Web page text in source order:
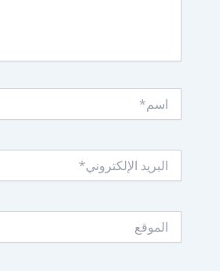
الإلكتروني*